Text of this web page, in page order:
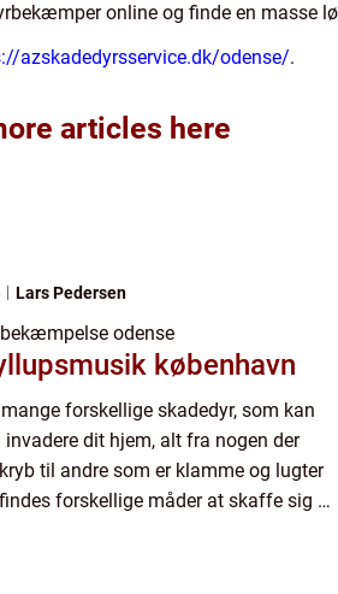
online og finde en masse
azskadedyrsservice.dk/odense/.
articles here
Lars Pedersen
odense
københavn
forskellige skadedyr, som kan
invadere dit hjem, alt fra nogen der
til andre som er klamme og lugter
forskellige måder at skaffe sig af